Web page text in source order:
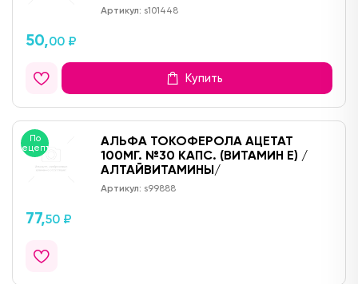
Артикул: s101448
50,00 ₽
Купить
По
рецепту
АЛЬФА ТОКОФЕРОЛА АЦЕТАТ
100МГ. №30 КАПС. (ВИТАМИН Е) /
АЛТАЙВИТАМИНЫ/
Артикул: s99888
77,50 ₽